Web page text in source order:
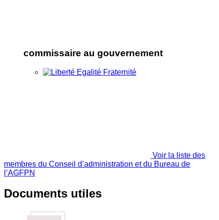
commissaire au gouvernement
Voir la liste des
membres du Conseil d’administration et du Bureau de
l’AGFPN
Documents utiles